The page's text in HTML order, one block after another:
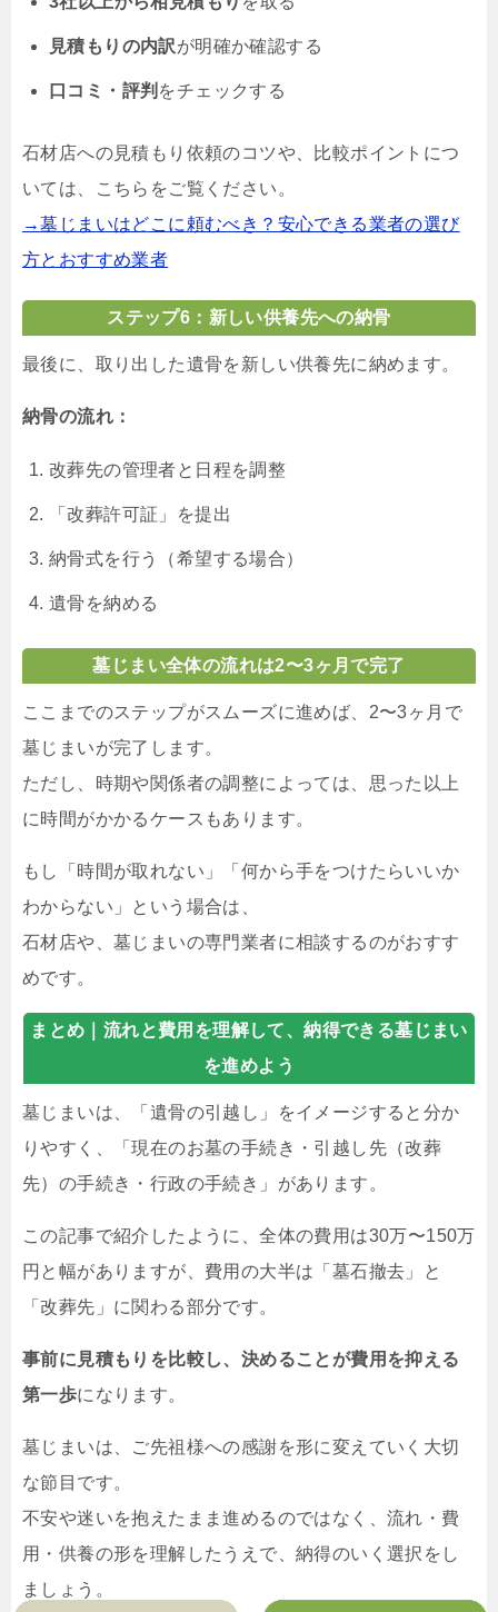
見積もりの内訳が明確か確認する
口コミ・評判 をチェックする
石材店への見積もり依頼のコツや、比較ポイントにつ
いては、こちらをご覧ください。
→墓じまいはどこに頼むべき？安心できる業者の選び
方とおすすめ業者
ステップ6：新しい供養先への納骨
最後に、取り出した遺骨を新しい供養先に納めます。
納骨の流れ：
改葬先の管理者と日程を調整
「改葬許可証」を提出
納骨式を行う（希望する場合）
遺骨を納める
墓じまい全体の流れは2〜3ヶ月で完了
ここまでのステップがスムーズに進めば、2〜3ヶ月で
墓じまいが完了します。
ただし、時期や関係者の調整によっては、思った以上
に時間がかかるケースもあります。
もし「時間が取れない」「何から手をつけたらいいか
わからない」という場合は、
石材店や、墓じまいの専門業者に相談するのがおすす
めです。
まとめ｜ 流れと費用を理解して、納得できる墓じまい
を進めよう
墓じまいは、「遺骨の引越し」をイメージすると分か
りやすく、「現在のお墓の手続き・引越し先（改葬
先）の手続き・行政の手続き」があります。
この記事で紹介したように、全体の費用は30万〜150万
円と幅がありますが、費用の大半は「墓石撤去」と
「改葬先」に関わる部分です。
事前に見積もりを比較し、決めることが費用を抑える
第一歩になります。
墓じまいは、ご先祖様への感謝を形に変えていく大切
な節目です。
不安や迷いを抱えたまま進めるのではなく、流れ・費
用・供養の形を理解したうえで、納得のいく選択をし
ましょう。